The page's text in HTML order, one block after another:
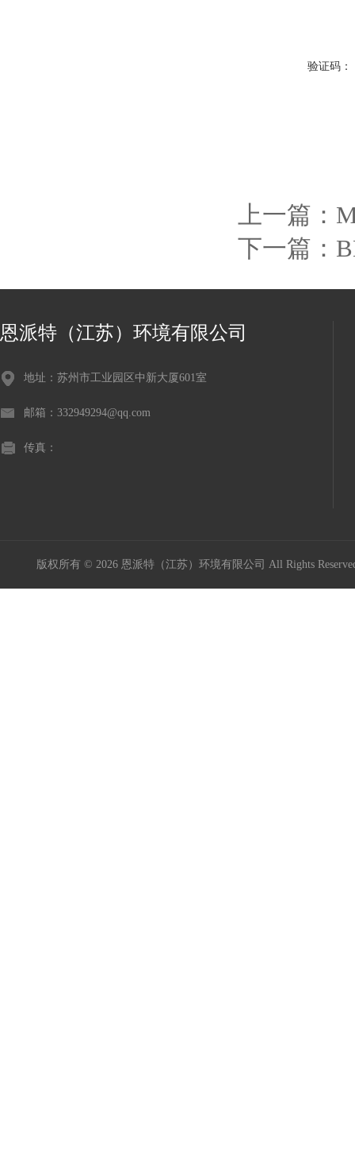
验证码：
上一篇：
下一篇：
恩派特（江苏）环境有限公司
地址：苏州市工业园区中新大厦601室
邮箱：332949294@qq.com
传真：
版权所有 © 2026 恩派特（江苏）环境有限公司 All Rights